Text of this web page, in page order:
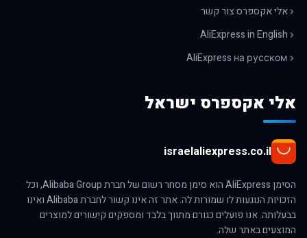
אלי אקספרס צור קשר
AliExpress in English
AliExpress на русском
אלי אקספרס ישראל
israelaliexpress.co.il
הסימן AliExpress הוא סימן מסחר רשום של חברת Alibaba Group, וכל
הזכויות הנוגעות לו שמורות לה. אתר זה אינו קשור לחברת Alibaba ואינו
בבעלותה. אנו פועלים כגורם מתווך בלבד ומספקים קישורים למוצרים
המוצעים באתר שלה.